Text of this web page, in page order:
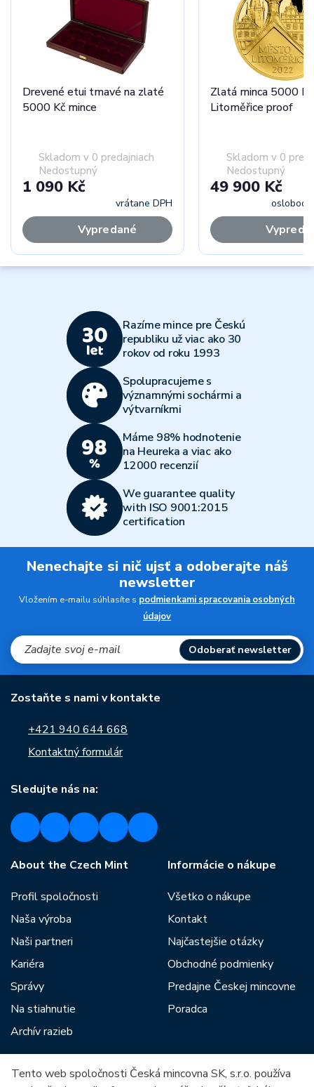
Drevené etui tmavé na zlaté
5000 Kč mince
Skladom v 0 predajniach
Nedostupný
1 090 Kč
vrátane DPH
Vypredané
Zlatá minca 5000
Litoměřice proof
Skladom v 0
Nedostupný
49 900 Kč
Razíme mince pre Českú
republiku už viac ako 30
rokov od roku 1993
Spolupracujeme s
významnými sochármi a
výtvarníkmi
Máme 98% hodnotenie
na Heureka a viac ako
12000 recenzií
We guarantee quality
with ISO 9001:2015
certification
Nenechajte si nič ujsť a odoberajte náš
newsletter
Vložením e-mailu súhlasíte s podmienkami spracovania osobných
údajov
Odoberať newsletter
Zostaňte s nami v kontakte
+421 940 644 668
Kontaktný formulár
Sledujte nás na:
About the Czech Mint
Profil spoločnosti
Naša výroba
Naši partneri
Kariéra
Správy
Na stiahnutie
Archív razieb
Informácie o nákupe
Všetko o nákupe
Kontakt
Najčastejšie otázky
Obchodné podmienky
Predajne Českej mincovne
Poradca
Medzi našich partnerov patria:
Tento web spoločnosti Česká mincovna SK, s.r.o. používa